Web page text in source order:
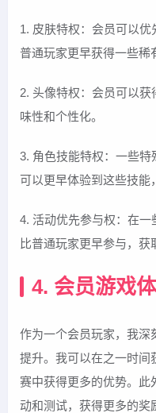
1. 皮肤特权：会员可以
普通玩家更早获得一些稀
2. 头像特权：会员可以
味性和个性化。
3. 角色技能特权：一些
可以更早体验到这些技能
4. 活动优先参与权：在
比普通玩家更早参与，获
4. 会员游戏
作为一个会员玩家，我深
提升。我可以在之一时间
赛中获得更多的优势。
动和测试，获得更多的奖